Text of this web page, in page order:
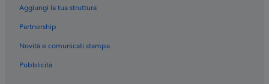
Borgogna: hotel Relais & Chateaux
Borgogna: Oceania Hotels
Borgogna: hotel a 5 stelle
Borgogna: hotel a 3 stelle
Aggiungi la tua struttura
Partnership
Novità e comunicati stampa
Pubblicità